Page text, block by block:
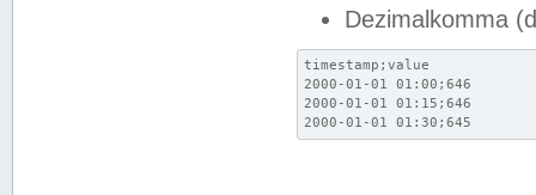
Dezimalkomma
timestamp;value
2000-01-01 01:00;646
2000-01-01 01:15;646
2000-01-01 01:30;645